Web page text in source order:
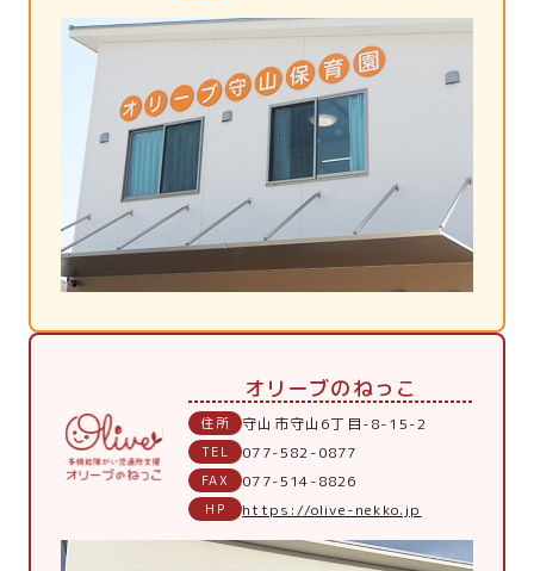
オリーブのねっこ
住所 守山市守山6丁目-8-15-2
TEL 077-582-0877
FAX 077-514-8826
HP https://olive-nekko.jp